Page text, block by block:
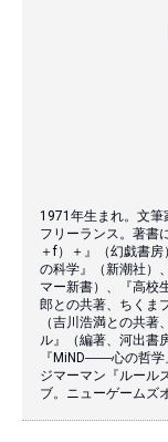
1971年生まれ。文筆
フリーランス。著書
＋f）＋』（幻戯書
の科学』（新潮社）
マー新書）、『高校
郎との共著、ちくま
（吉川浩満との共
ル』（編著、河出書
『MiND――心の哲学
ジマーマン『ルール
ブ。ニューゲームズ